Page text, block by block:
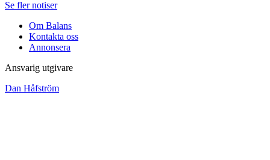
Se fler notiser
Om Balans
Kontakta oss
Annonsera
Ansvarig utgivare
Dan Håfström